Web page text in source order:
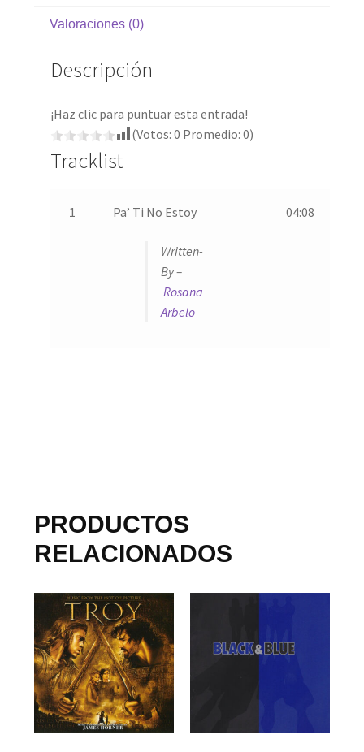
Valoraciones (0)
Descripción
¡Haz clic para puntuar esta entrada!
(Votos: 0 Promedio: 0)
Tracklist
1 Pa’ Ti No Estoy
Written-
By –
Rosana
Arbelo
04:08
PRODUCTOS
RELACIONADOS